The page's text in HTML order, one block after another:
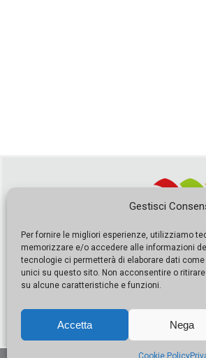
Gestisci
Per fornire le migliori esperienze, utilizziamo
memorizzare e/o accedere alle informazioni
tecnologie ci permetterà di elaborare dati
unici su questo sito. Non acconsentire o
su alcune caratteristiche e funzioni.
Accetta Nega
Cookie Policy